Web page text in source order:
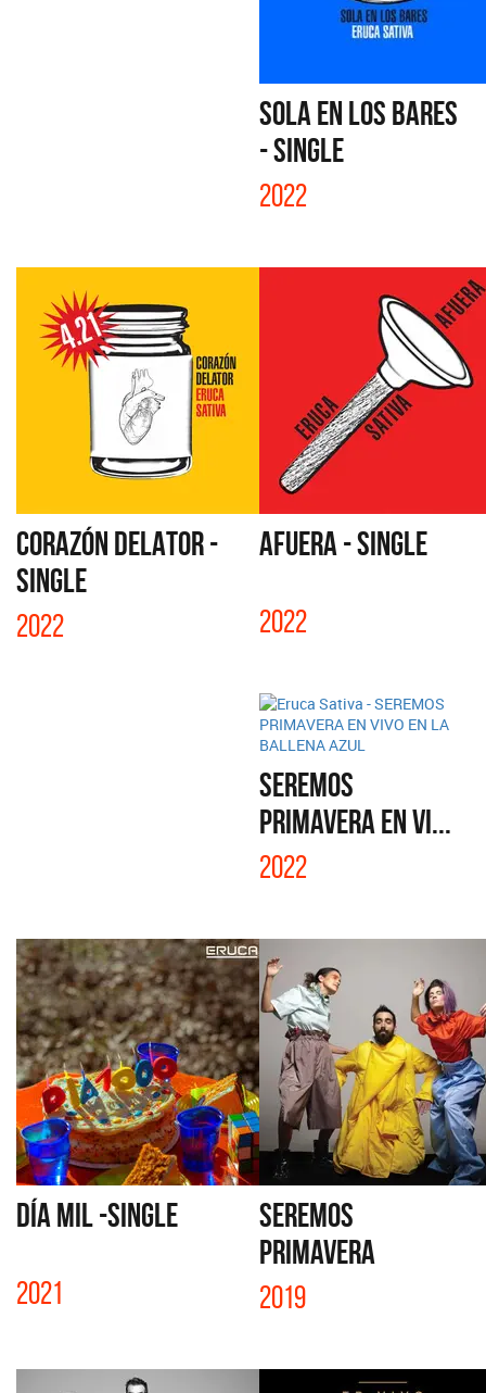
SOLA EN LOS BARES
- SINGLE
2022
CORAZÓN DELATOR -
SINGLE
2022
AFUERA - SINGLE
2022
SEREMOS
PRIMAVERA EN VI...
2022
DÍA MIL -SINGLE
2021
SEREMOS
PRIMAVERA
2019